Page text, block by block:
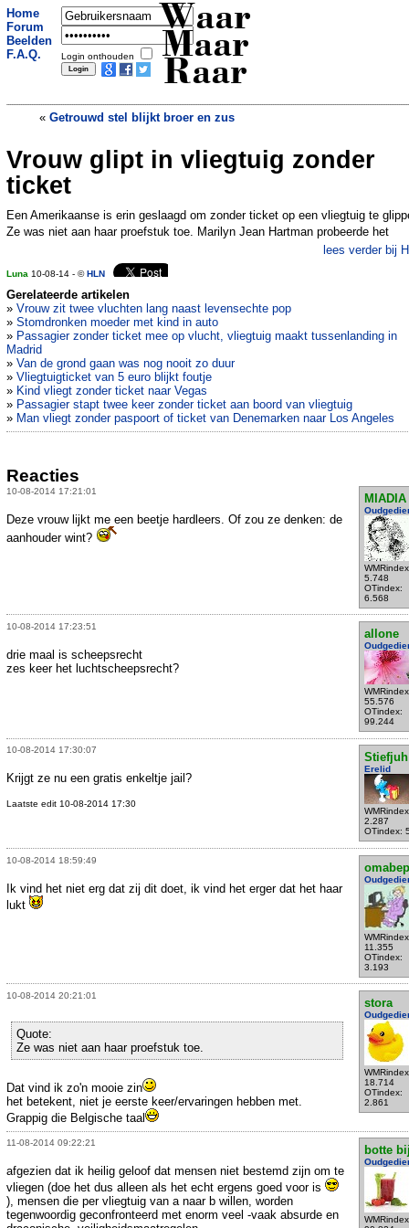
Home
Forum
Beelden
F.A.Q.
Login onthouden
Waar
Maar
Raar
« Getrouwd stel blijkt broer en zus
Haai kotst in gezicht toerist»
Vrouw glipt in vliegtuig zonder
ticket
Een Amerikaanse is erin geslaagd om zonder ticket op een vliegtuig te
Ze was niet aan haar proefstuk toe. Marilyn Jean Hartman probeerde het
lees verder bij
Luna 10-08-14 - ©HLN
Gerelateerde artikelen
» Vrouw zit twee vluchten lang naast levensechte pop
» Stomdronken moeder met kind in auto
» Passagier zonder ticket mee op vlucht, vliegtuig maakt tussenlanding in
Madrid
» Van de grond gaan was nog nooit zo duur
» Vliegtuigticket van 5 euro blijkt foutje
» Kind vliegt zonder ticket naar Vegas
» Passagier stapt twee keer zonder ticket aan boord van vliegtuig
» Man vliegt zonder paspoort of ticket van Denemarken naar Los Angeles
Reacties
10-08-2014 17:21:01
MIADIA
5.748
OTindex:
6.568
Deze vrouw lijkt me een beetje hardleers. Of zou ze denken: de
aanhouder wint?
10-08-2014 17:23:51
allone
55.576
OTindex:
99.244
drie maal is scheepsrecht
zes keer het luchtscheepsrecht?
10-08-2014 17:30:07
Stiefjuh
Erelid
2.287
OTindex:
Krijgt ze nu een gratis enkeltje jail?
Laatste edit 10-08-2014 17:30
10-08-2014 18:59:49
omabep
11.355
OTindex:
3.193
Ik vind het niet erg dat zij dit doet, ik vind het erger dat het haar
lukt
10-08-2014 20:21:01
stora
18.714
OTindex:
2.861
Quote:
Ze was niet aan haar proefstuk toe.
Dat vind ik zo'n mooie zin
het betekent, niet je eerste keer/ervaringen hebben met.
Grappig die Belgische taal
11-08-2014 09:22:21
botte
afgezien dat ik heilig geloof dat mensen niet bestemd zijn om te
vliegen (doe het dus alleen als het echt ergens goed voor is
), mensen die per vliegtuig van a naar b willen, worden
tegenwoordig geconfronteerd met enorm veel -vaak absurde en